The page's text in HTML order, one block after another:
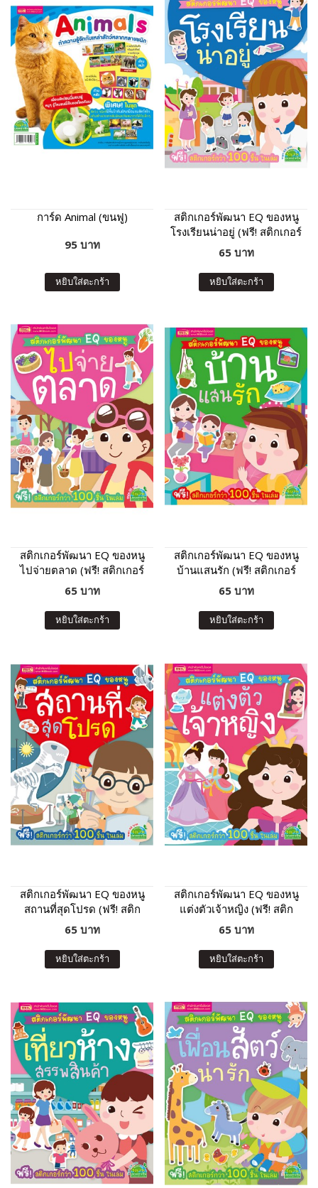
การ์ด Animal (ขนฟู)
95 บาท
หยิบใส่ตะกร้า
สติกเกอร์พัฒนา EQ ของหนู
โรงเรียนน่าอยู่ (ฟรี! สติกเกอร์
กว่า 100 ชิ้น ในเล่ม)
65 บาท
หยิบใส่ตะกร้า
สติกเกอร์พัฒนา EQ ของหนู
ไปจ่ายตลาด (ฟรี! สติกเกอร์
กว่า 100 ชิ้น ในเล่ม)
65 บาท
หยิบใส่ตะกร้า
สติกเกอร์พัฒนา EQ ของหนู
บ้านแสนรัก (ฟรี! สติกเกอร์
กว่า 100 ชิ้น ในเล่ม)
65 บาท
หยิบใส่ตะกร้า
สติกเกอร์พัฒนา EQ ของหนู
สถานที่สุดโปรด (ฟรี! สติก
เกอร์กว่า 100 ชิ้น ในเล่ม)
65 บาท
หยิบใส่ตะกร้า
สติกเกอร์พัฒนา EQ ของหนู
แต่งตัวเจ้าหญิง (ฟรี! สติก
เกอร์กว่า 100 ชิ้น ในเล่ม)
65 บาท
หยิบใส่ตะกร้า